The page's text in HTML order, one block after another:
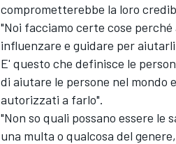
comprometterebbe la loro
"Noi facciamo certe cose
influenzare e guidare per
E' questo che definisce le
di aiutare le persone nel mondo
autorizzati a farlo".
"Non so quali possano essere le
una multa o qualcosa del